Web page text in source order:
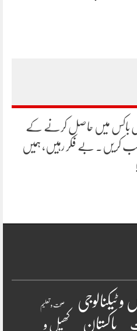
میل باکس میں حاصل کرنے کے
کریں۔ بے فکر رہیں، ہمیں
و ٹیکنالوجی صحت و تعلیم
پاکستان کھیل و